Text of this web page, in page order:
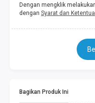
Dengan mengklik
dengan Syarat dan
Bagikan Produk Ini